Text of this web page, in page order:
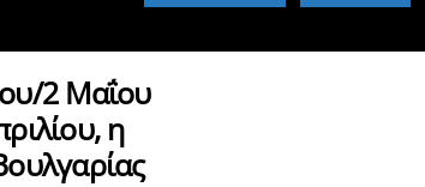
2 Μαΐου
η